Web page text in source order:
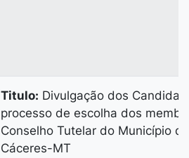
Titulo: Divulgação dos
processo de escolha dos
Conselho Tutelar do Município de
Cáceres-MT